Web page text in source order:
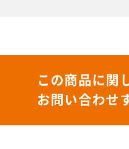
この商品に関
お問い合わせ